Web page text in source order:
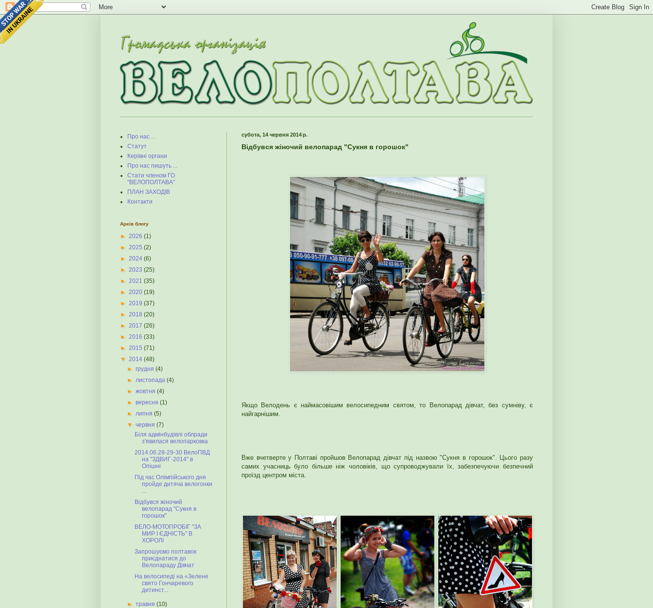
субота, 14 червня 2014 р.
Відбувся жіночий велопарад "Сукня в горошок"
Якщо Велодень є наймасовішим велосипедним святом, то Велопарад дівчат, без сумніву, є
найгарнішим.
Вже вчетверте у Полтаві пройшов Велопарад дівчат під назвою "Сукня в горошок". Цього разу
самих учасниць було більше ніж чоловіків, що супроводжували їх, забезпечуючи безпечний
проїзд центром міста.
Про нас ...
Статут
Керівні органи
Про нас пишуть ...
Стати членом ГО
"ВЕЛОПОЛТАВА"
ПЛАН ЗАХОДІВ
Контакти
Архів блогу
► 2026 (1)
► 2025 (2)
► 2024 (6)
► 2023 (25)
► 2021 (35)
► 2020 (19)
► 2019 (37)
► 2018 (20)
► 2017 (26)
► 2016 (33)
► 2015 (71)
▼ 2014 (48)
►грудня(4)
►листопада(4)
►жовтня(4)
►вересня(1)
►липня(5)
▼червня(7)
Біля адмінбудівлі облради
з'явилася велопарковка
2014.06.28-29-30 ВелоПВД
на "ЗДВИГ-2014" в
Опішні
Під час Олімпійського дня
пройде дитяча велогонки
...
Відбувся жіночий
велопарад "Сукня в
горошок"
ВЕЛО-МОТОПРОБІГ "ЗА
МИР І ЄДНІСТЬ" В
ХОРОЛІ
Запрошуємо полтавок
приєднатися до
Велопараду Дівчат
На велосипеді на «Зелене
свято Гончаревого
дитинст...
►травня(10)